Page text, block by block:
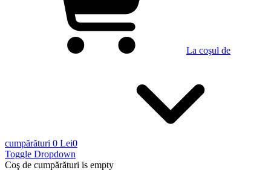
La coşul de
cumpărături 0 Lei0
Toggle Dropdown
Coş de cumpărături is empty